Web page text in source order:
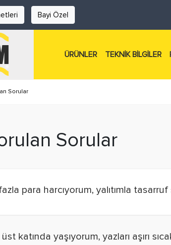
Bayi Özel
ÜRÜNLER TEKNİK BİLGİLER
Sorular
Sorular
para harcıyorum, yalıtımla
katında yaşıyorum, yazları aşırı